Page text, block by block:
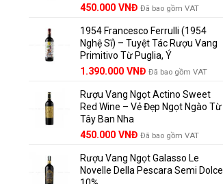
Giá
là:
495.000 VNĐ.
450.000 VNĐGiá
tại
là:
450.000 VNĐ.
Đã bao gồm VAT
1954 Francesco Ferrulli (1954
Nghệ Sĩ) – Tuyệt Tác Rượu Vang
Primitivo Từ Puglia, Ý
Giá
là:
1.529.000 VNĐ.
1.390.000 VNĐGiá
tại
là:
Đã bao gồm VAT
Rượu Vang Ngọt Actino Sweet
Red Wine – Vẻ Đẹp Ngọt Ngào Từ
Tây Ban Nha
450.000 VNĐ Đã bao gồm VAT
Rượu Vang Ngọt Galasso Le
Novelle Della Pescara Semi Dolce